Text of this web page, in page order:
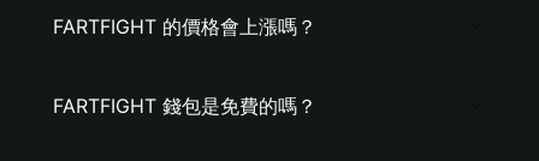
FARTFIGHT 的價格會上漲嗎？
FARTFIGHT 錢包是免費的嗎？